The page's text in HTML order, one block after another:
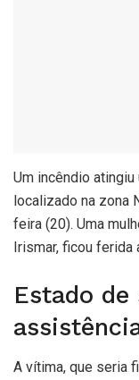
Um incêndio
localizado na zona
feira (20). Uma
Irismar, ficou ferida
Estado de
A vítima, que seria